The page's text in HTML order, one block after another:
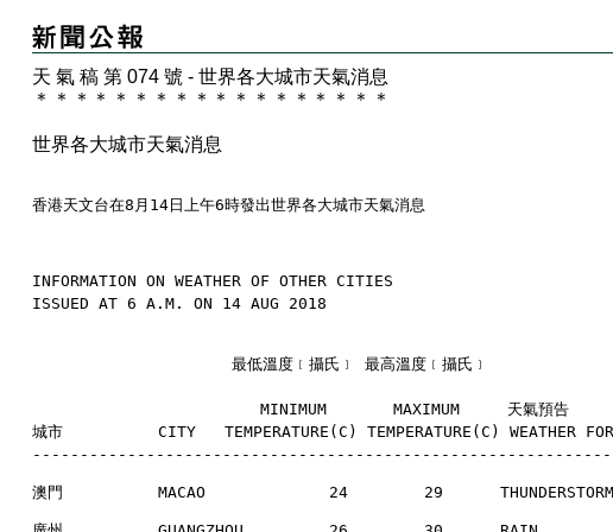
天 氣 稿 第 074 號 - 世界各大城市天氣消息
＊
＊ ＊ ＊ ＊ ＊ ＊ ＊ ＊ ＊ ＊ ＊ ＊ ＊ ＊ ＊ ＊ ＊
世界各大城市天氣消息
香港天文台在8月14日上午6時發出世界各大城市天氣消息
INFORMATION ON WEATHER OF OTHER CITIES
ISSUED AT 6 A.M. ON 14 AUG 2018
                     最低溫度﹝攝氏﹞ 最高溫度﹝攝氏﹞
                        MINIMUM       MAXIMUM     天氣預告
城市          CITY   TEMPERATURE(C) TEMPERATURE(C) WEATHER
澳門          MACAO             24        29